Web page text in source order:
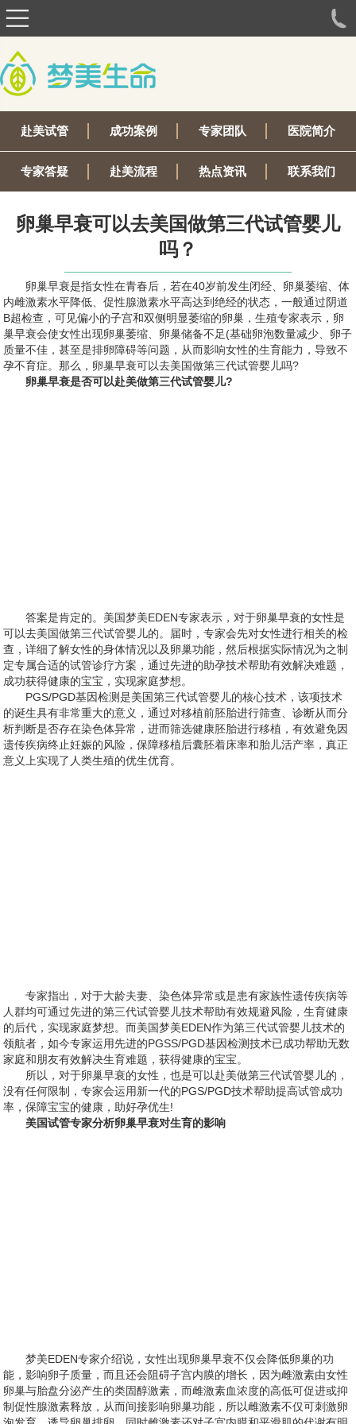
赴美试管 成功案例 专家团队 医院简介
专家答疑 赴美流程 热点资讯 联系我们
卵巢早衰可以去美国做第三代试管婴儿
吗？
卵巢早衰是指女性在青春后，若在40岁前发生闭经、卵巢萎缩、体
内雌激素水平降低、促性腺激素水平高达到绝经的状态，一般通过阴道
B超检查，可见偏小的子宫和双侧明显萎缩的卵巢，生殖专家表示，卵
巢早衰会使女性出现卵巢萎缩、卵巢储备不足(基础卵泡数量减少、卵子
质量不佳，甚至是排卵障碍等问题，从而影响女性的生育能力，导致不
孕不育症。那么，卵巢早衰可以去美国做第三代试管婴儿吗?
卵巢早衰是否可以赴美做第三代试管婴儿?
答案是肯定的。美国梦美EDEN专家表示，对于卵巢早衰的女性是
可以去美国做第三代试管婴儿的。届时，专家会先对女性进行相关的检
查，详细了解女性的身体情况以及卵巢功能，然后根据实际情况为之制
定专属合适的试管诊疗方案，通过先进的助孕技术帮助有效解决难题，
成功获得健康的宝宝，实现家庭梦想。
PGS/PGD基因检测是美国第三代试管婴儿的核心技术，该项技术
的诞生具有非常重大的意义，通过对移植前胚胎进行筛查、诊断从而分
析判断是否存在染色体异常，进而筛选健康胚胎进行移植，有效避免因
遗传疾病终止妊娠的风险，保障移植后囊胚着床率和胎儿活产率，真正
意义上实现了人类生殖的优生优育。
专家指出，对于大龄夫妻、染色体异常或是患有家族性遗传疾病等
人群均可通过先进的第三代试管婴儿技术帮助有效规避风险，生育健康
的后代，实现家庭梦想。而美国梦美EDEN作为第三代试管婴儿技术的
领航者，如今专家运用先进的PGSS/PGD基因检测技术已成功帮助无数
家庭和朋友有效解决生育难题，获得健康的宝宝。
所以，对于卵巢早衰的女性，也是可以赴美做第三代试管婴儿的，
没有任何限制，专家会运用新一代的PGS/PGD技术帮助提高试管成功
率，保障宝宝的健康，助好孕优生!
美国试管专家分析卵巢早衰对生育的影响
梦美EDEN专家介绍说，女性出现卵巢早衰不仅会降低卵巢的功
能，影响卵子质量，而且还会阻碍子宫内膜的增长，因为雌激素由女性
卵巢与胎盘分泌产生的类固醇激素，而雌激素血浓度的高低可促进或抑
制促性腺激素释放，从而间接影响卵巢功能，所以雌激素不仅可刺激卵